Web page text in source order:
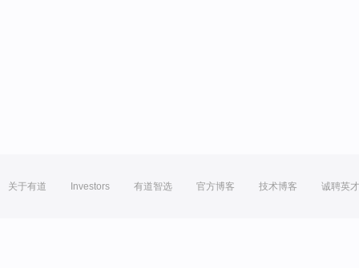
关于有道 Investors 有道智选 官方博客 技术博客 诚聘英才